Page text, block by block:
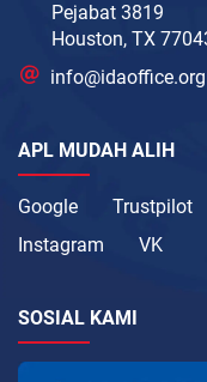
Pejabat 3819
Houston, TX
info@idaoffice.org
APL MUDAH ALIH
Google Trustpilot
Instagram
VK
SOSIAL KAMI